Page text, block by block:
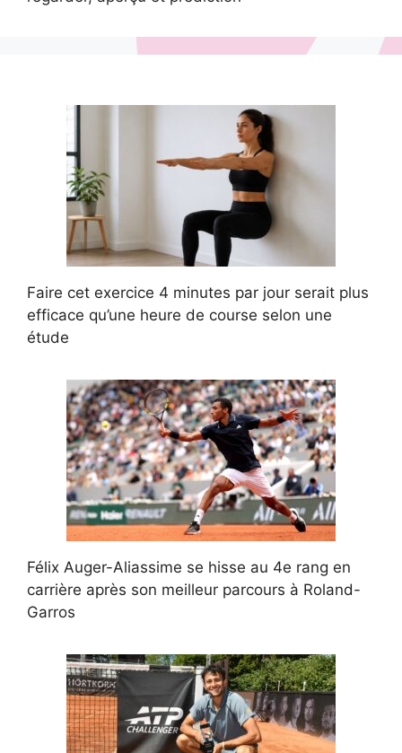
Faire cet exercice 4 minutes par jour serait plus
efficace qu’une heure de course selon une
étude
Félix Auger-Aliassime se hisse au 4e rang en
carrière après son meilleur parcours à Roland-
Garros